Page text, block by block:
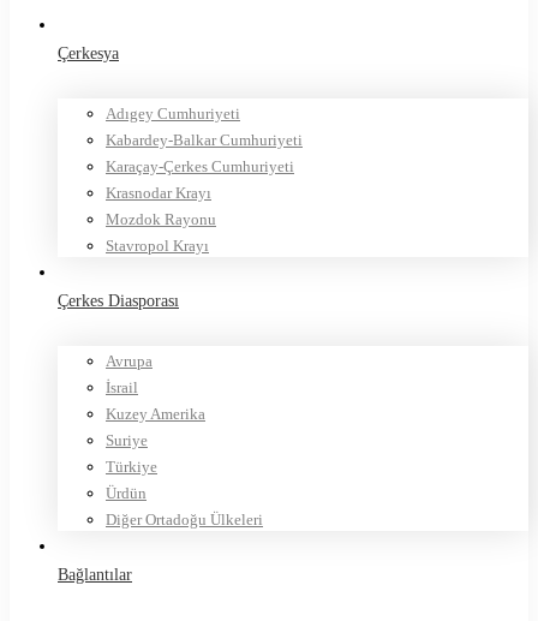
Çerkesya
Adıgey Cumhuriyeti
Kabardey-Balkar Cumhuriyeti
Karaçay-Çerkes Cumhuriyeti
Krasnodar Krayı
Mozdok Rayonu
Stavropol Krayı
Çerkes Diasporası
Avrupa
İsrail
Kuzey Amerika
Suriye
Türkiye
Ürdün
Diğer Ortadoğu Ülkeleri
Bağlantılar